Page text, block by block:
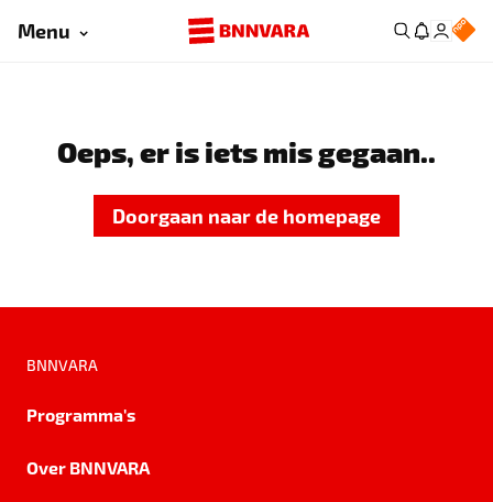
Menu
Oeps, er is iets mis gegaan..
Doorgaan naar de homepage
BNNVARA
Programma's
Over BNNVARA